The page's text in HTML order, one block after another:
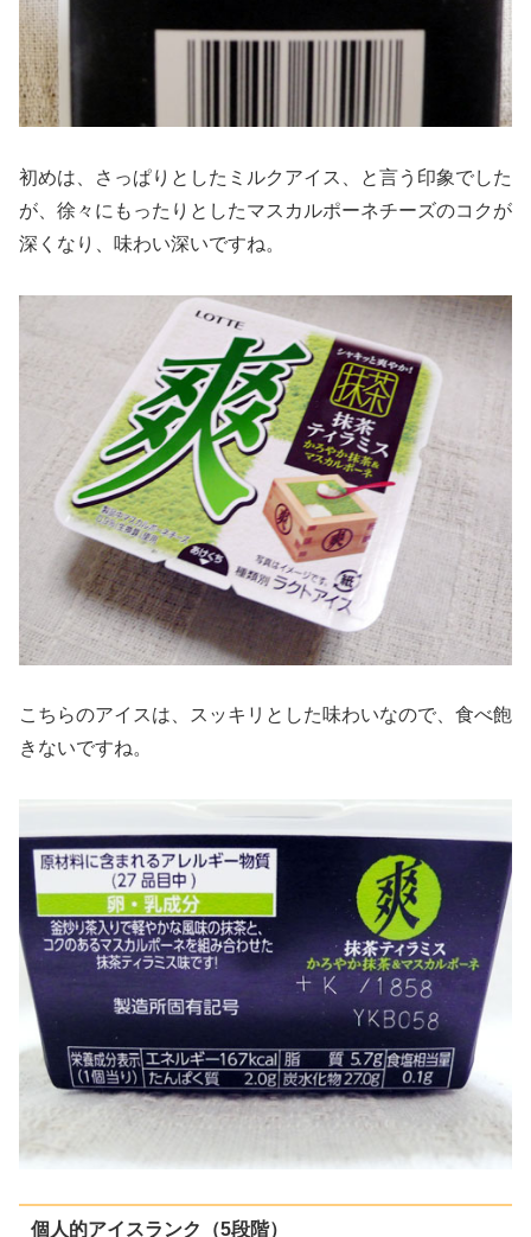
初めは、さっぱりとしたミルクアイス、と言う印象でした
が、徐々にもったりとしたマスカルポーネチーズのコクが
深くなり、味わい深いですね。
こちらのアイスは、スッキリとした味わいなので、食べ飽
きないですね。
個人的アイスランク（5段階）